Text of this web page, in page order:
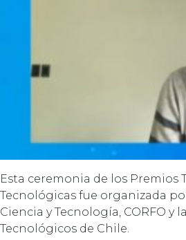
Esta ceremonia de los Premios
Tecnológicas fue organizada
Ciencia y Tecnología, CORFO y
Tecnológicos de Chile.